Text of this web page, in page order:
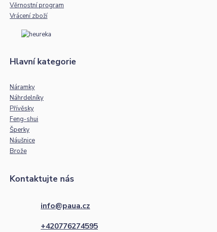
Věrnostní program
Vrácení zboží
Hlavní kategorie
Náramky
Náhrdelníky
Přívěsky
Feng-shui
Šperky
Náušnice
Brože
Kontaktujte nás
info@paua.cz
+420776274595